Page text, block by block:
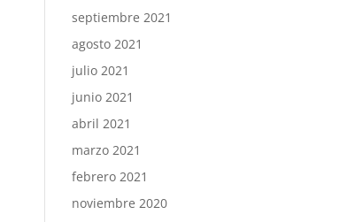
septiembre 2021
agosto 2021
julio 2021
junio 2021
abril 2021
marzo 2021
febrero 2021
noviembre 2020